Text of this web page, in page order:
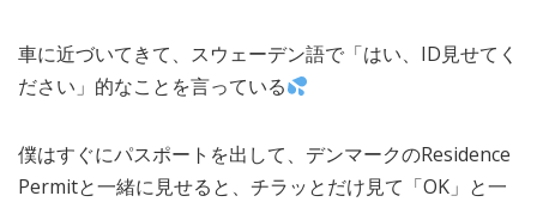
車に近づいてきて、スウェーデン語で「はい、ID見せてく
ださい」的なことを言っている
僕はすぐにパスポートを出して、デンマークのResidence
Permitと一緒に見せると、チラッとだけ見て「OK」と一